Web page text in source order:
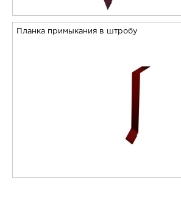
Планка примыкания в штробу